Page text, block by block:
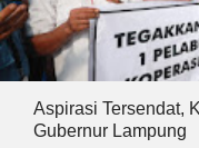
Aspirasi Tersendat,
Gubernur Lampung